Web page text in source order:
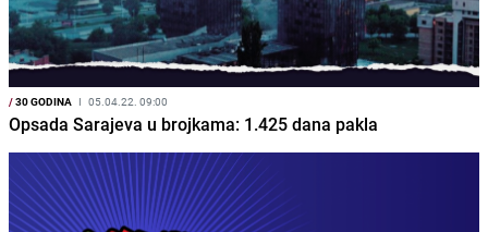
/30 GODINA I 05.04.22. 09:00
Opsada Sarajeva u brojkama: 1.425 dana pakla